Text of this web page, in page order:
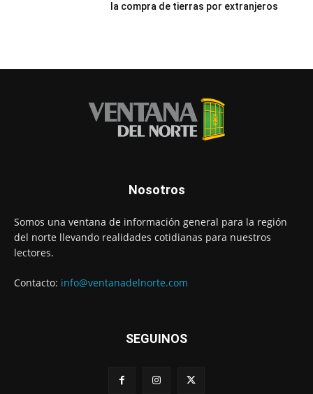
la compra de tierras por extranjeros
Nosotros
Somos una ventana de información general para la región
del norte llevando realidades cotidianas para nuestros
lectores.
Contacto: info@ventanadelnorte.com
SEGUINOS